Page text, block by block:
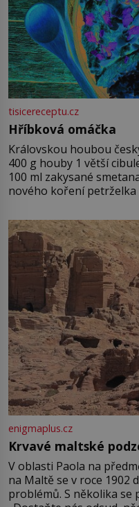
tisicereceptu.cz
Hříbková omáčka
Královskou houbou českých
400 g houby 1 větší
100 ml zakysané
nového koření petrželka
enigmaplus.cz
Krvavé maltské
V oblasti Paola na
na Maltě se v roce 1902
problémů. S několika se